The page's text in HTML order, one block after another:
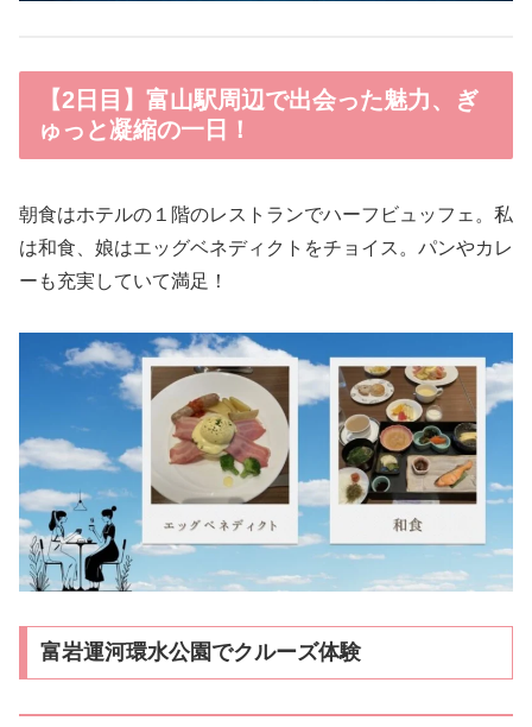
【2日目】富山駅周辺で出会った魅力、ぎ
ゅっと凝縮の一日！
朝食はホテルの１階のレストランでハーフビュッフェ。私
は和食、娘はエッグベネディクトをチョイス。パンやカレ
ーも充実していて満足！
富岩運河環水公園でクルーズ体験